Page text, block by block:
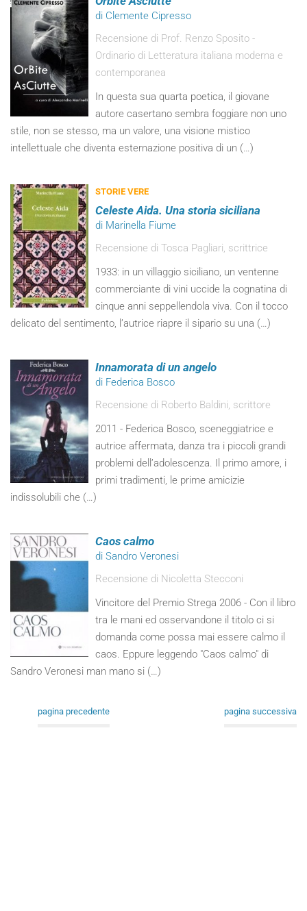
di Clemente Cipresso
Recensione di Prof. Renzo Sposito -
Ordinario di Letteratura italiana moderna e
contemporanea
In questa sua quarta poetica, il giovane
autore casertano sembra foggiare non uno
stile, non se stesso, ma un valore, una visione mistico
intellettuale che diventa esternazione positiva di un (…)
STORIE VERE
Celeste Aida. Una storia siciliana
di Marinella Fiume
Recensione di Tosca Pagliari, scrittrice
1933: in un villaggio siciliano, un ventenne
commerciante di vini uccide la cognatina di
cinque anni seppellendola viva. Con il tocco
delicato del sentimento, l’autrice riapre il sipario su una (…)
Innamorata di un angelo
di Federica Bosco
Recensione di Roberto Baldini, scrittore
2011 - Federica Bosco, sceneggiatrice e
autrice affermata, danza tra i piccoli grandi
problemi dell’adolescenza. Il primo amore, i
primi tradimenti, le prime amicizie
indissolubili che (…)
Caos calmo
di Sandro Veronesi
Recensione di Nicoletta Stecconi
Vincitore del Premio Strega 2006 - Con il libro
tra le mani ed osservandone il titolo ci si
domanda come possa mai essere calmo il
caos. Eppure leggendo "Caos calmo" di
Sandro Veronesi man mano si (…)
pagina precedente pagina successiva